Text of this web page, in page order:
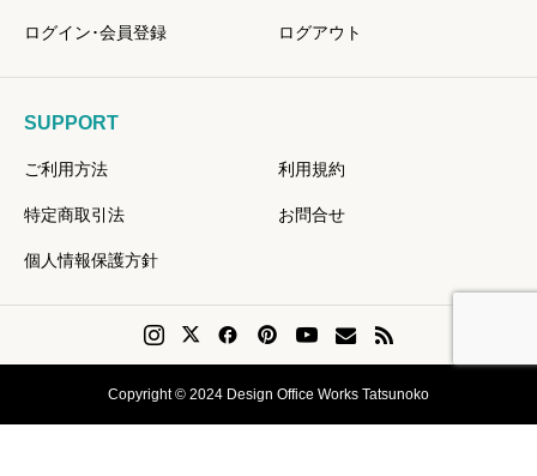
ログイン･会員登録 ログアウト
SUPPORT
ご利用方法 利用規約
特定商取引法 お問合せ
個人情報保護方針
Copyright © 2024 Design Office Works Tatsunoko